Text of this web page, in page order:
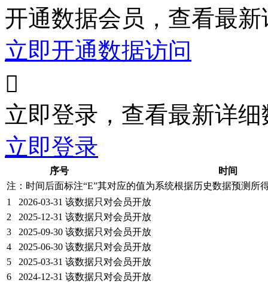
开通数据会员，查看最
立即开通数据访问

立即登录，查看最新详细
立即登录
序号
时间
注：时间后面标注“E”其对应的值为系统根据历史数据预测所
1
2026-03-31 该数据只对会员开放
2
2025-12-31 该数据只对会员开放
3
2025-09-30 该数据只对会员开放
4
2025-06-30 该数据只对会员开放
5
2025-03-31 该数据只对会员开放
6
2024-12-31 该数据只对会员开放